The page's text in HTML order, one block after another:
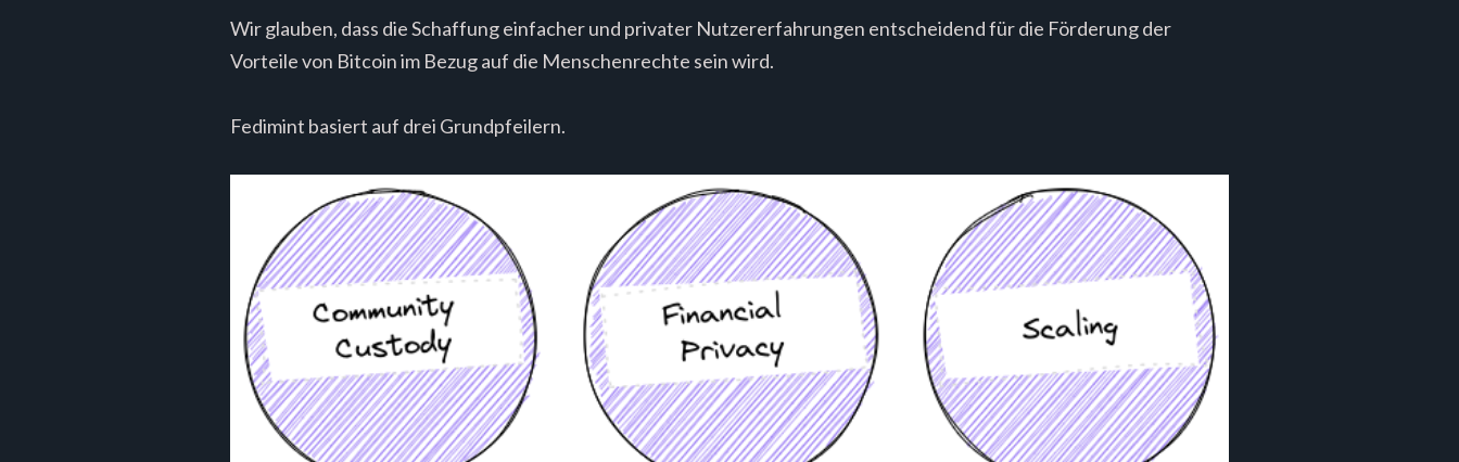
Wir glauben, dass die Schaffung einfacher und privater Nutzererfahrungen entscheidend für die Förderung der
Vorteile von Bitcoin im Bezug auf die Menschenrechte sein wird.
Fedimint basiert auf drei Grundpfeilern.